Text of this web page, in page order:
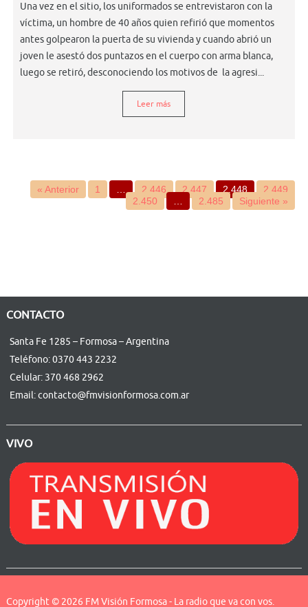
Una vez en el sitio, los uniformados se entrevistaron con la
víctima, un hombre de 40 años quien refirió que momentos
antes golpearon la puerta de su vivienda y cuando abrió un
joven le asestó dos puntazos en el cuerpo con arma blanca,
luego se retiró, desconociendo los motivos de la agresi...
Leer más
« Anterior 1 2.446 2.447 2.448
2.449
2.450
2.485 Siguiente »
CONTACTO
Santa Fe 1285 – Formosa – Argentina
Teléfono: 0370 443 2232
Celular: 370 468 2962
Email: contacto@fmvisionformosa.com.ar
VIVO
Copyright © 2026 FM Visión Formosa- La radio que va con vos.